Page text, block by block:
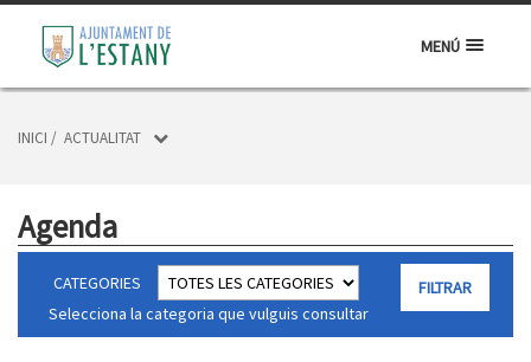
MENÚ
INICI / ACTUALITAT
Agenda
CATEGORIES
Selecciona la categoria que vulguis consultar